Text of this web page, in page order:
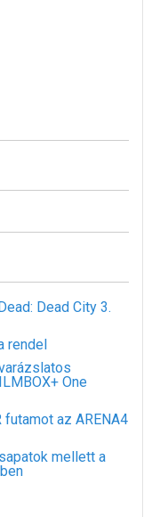
Dead City 3.
rendel
One
az ARENA4
mellett a